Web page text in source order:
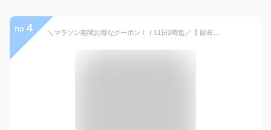
no. 4 ＼マラソン期間お得なクーポン！！11日2時迄／【 財布を開かず小銭が出せる】《ランキング1位受賞！》スリム ブライドルレザー 二つ折り財布 メンズ 本革 GRACIA グラシア 大容量 BOX型小銭入れ 二つ折り 財布 プレゼント 人気 新生活 革 サイフ ギフト 送料無料